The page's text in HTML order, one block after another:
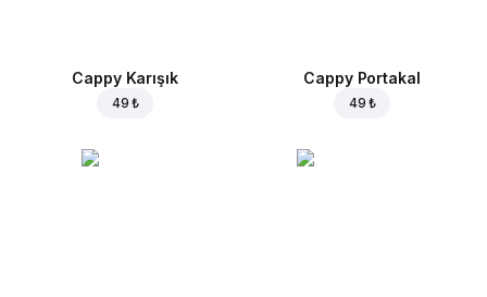
Cappy Karışık
49 ₺
Cappy Portakal
49 ₺